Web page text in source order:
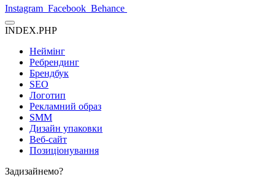
Instagram Facebook Behance
INDEX.PHP
Неймінг
Ребрендинг
Брендбук
SEO
Логотип
Рекламний образ
SMM
Дизайн упаковки
Веб-сайт
Позиціонування
Задизайнемо?